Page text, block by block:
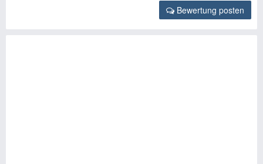
Bewertung posten